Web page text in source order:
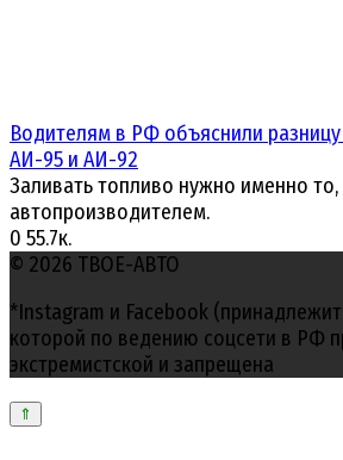
Водителям в РФ объяснили
АИ-95 и АИ-92
Заливать топливо нужно именно
автопроизводителем.
0 55.7к.
© 2026 ТВОЕ-АВТО
*Instagram и Facebook
которой по ведению соцсети в РФ
экстремистской и запрещена